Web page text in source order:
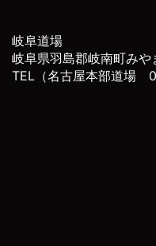
岐阜道場
岐阜県羽島郡岐南町みや
TEL（名古屋本部道場